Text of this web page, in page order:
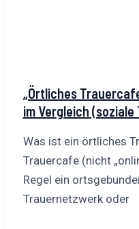
„Örtliches
im Vergleich
Was ist ein örtliches
Trauercafe (nicht
Regel ein
Trauernetzwerk oder